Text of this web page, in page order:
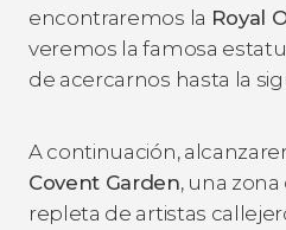
encontraremos la Royal
veremos la famosa
de acercarnos hasta la
A continuación,
Covent Garden, una
repleta de artistas